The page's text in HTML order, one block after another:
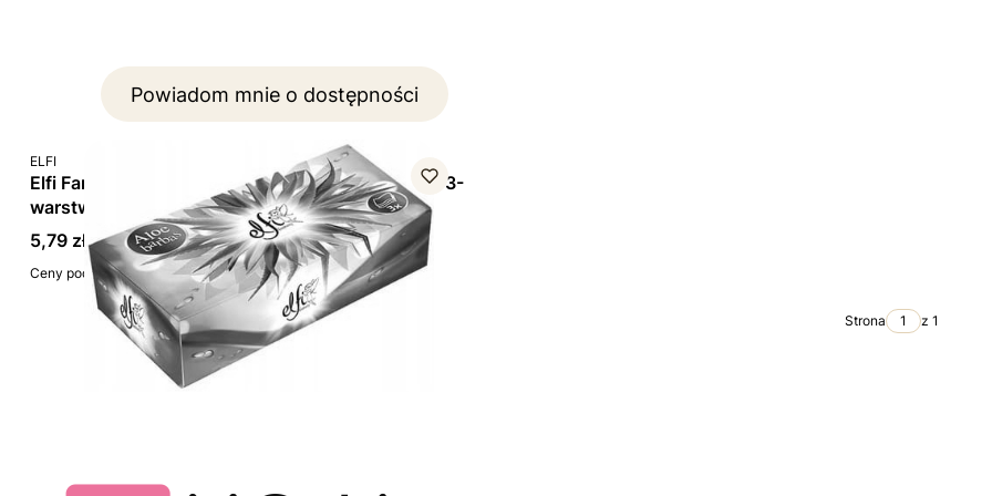
Powiadom mnie o dostępności
PRODUCENT
ELFI
Elfi Fantasy Aloe Barbas, chusteczki higieniczne 3-
warstwowe w kartoniku, 90 szt.
Cena brutto
5,79 zł w tym23%VAT
Ceny podane bez kosztów dostawy.
Strona z 1